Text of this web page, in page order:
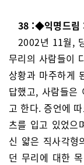
38 :◆익명드
2002년 11월,
무리의 사람들이
상황과 마주하게
답했고, 사람들은
고 한다. 증언에
츠를 입고 있었으
신 얇은 직사각형
던 무리에 대한